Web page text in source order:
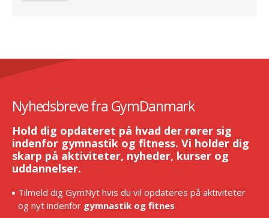
Nyhedsbreve fra GymDanmark
Hold dig opdateret på hvad der rører sig
indenfor gymnastik og fitness. Vi holder dig
skarp på aktiviteter, nyheder, kurser og
uddannelser.
Tilmeld dig GymNyt hvis du vil opdateres på aktiviteter
og nyt indenfor gymnastik og fitnes